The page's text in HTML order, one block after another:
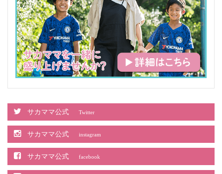
サカママ公式 Twitter
サカママ公式 instagram
サカママ公式 facebook